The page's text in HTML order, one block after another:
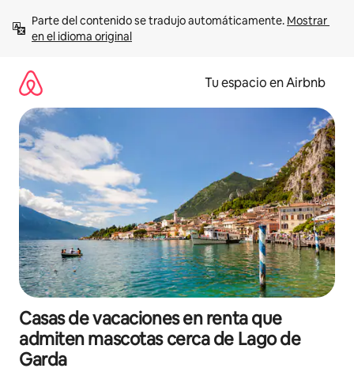
contenido
Parte del contenido se tradujo automáticamente. Mostrar
en el idioma original
Tu espacio en Airbnb
Casas de vacaciones en renta que
admiten mascotas cerca de Lago de
Garda